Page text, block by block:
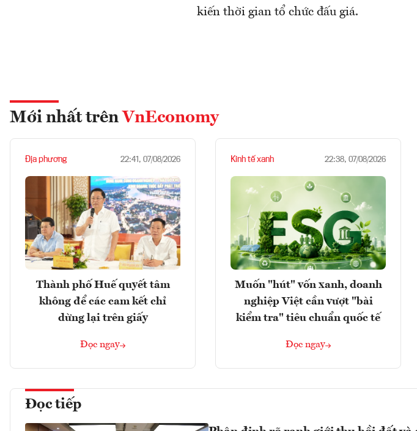
kiến thời gian tổ chức đấu giá.
Mới nhất trên VnEconomy
Địa phương 22:41, 07/08/2026
Thành phố Huế quyết tâm
không để các cam kết chỉ
dừng lại trên giấy
Đọc ngay
Kinh tế xanh 22:38, 07/08/2026
Muốn "hút" vốn xanh, doanh
nghiệp Việt cần vượt "bài
kiểm tra" tiêu chuẩn quốc tế
Đọc ngay
Đọc tiếp